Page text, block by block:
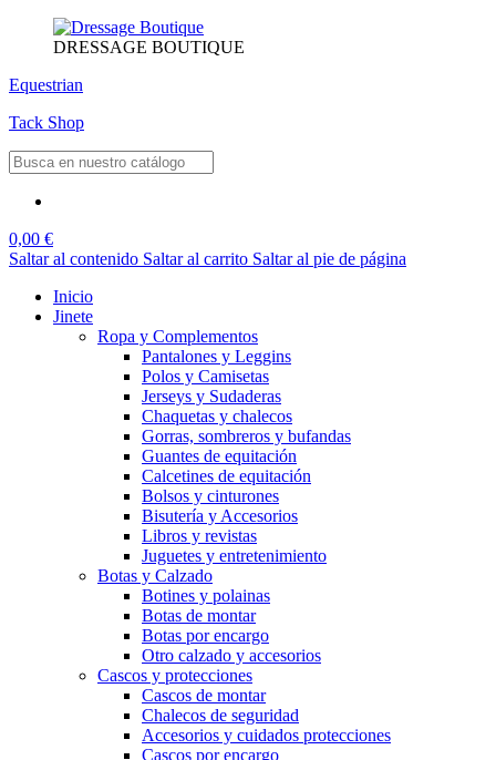
DRESSAGE BOUTIQUE
Equestrian
Tack Shop
0,00 €
Saltar al contenido Saltar al carrito Saltar al pie de página
Inicio
Jinete
Ropa y Complementos
Pantalones y Leggins
Polos y Camisetas
Jerseys y Sudaderas
Chaquetas y chalecos
Gorras, sombreros y bufandas
Guantes de equitación
Calcetines de equitación
Bolsos y cinturones
Bisutería y Accesorios
Libros y revistas
Juguetes y entretenimiento
Botas y Calzado
Botines y polainas
Botas de montar
Botas por encargo
Otro calzado y accesorios
Cascos y protecciones
Cascos de montar
Chalecos de seguridad
Accesorios y cuidados protecciones
Cascos por encargo